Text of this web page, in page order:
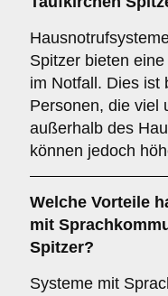
Spitzer bieten
im Notfall. Dies ist
Personen, die viel
außerhalb des
können jedoch
Welche Vorteile
mit
Spitzer?
Systeme mit